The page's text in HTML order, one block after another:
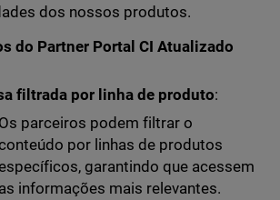
dos nossos produtos.
do Partner Portal CI Atualizado
filtrada por linha de produto:
Os parceiros podem filtrar o
por linhas de produtos
garantindo que acessem
as informações mais relevantes.